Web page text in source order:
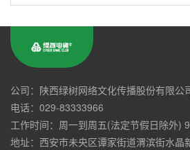
公司：陕西绿树网络文化传播股份有限公
电话：029-83333966
工作时间：周一到周五(法定节假日除外)
地址：西安市未央区谭家街道渭滨街水晶